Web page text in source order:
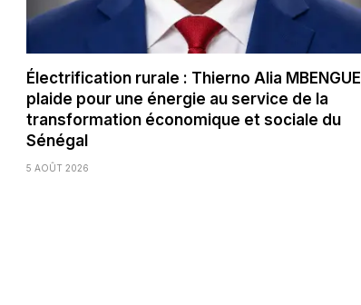
Électrification rurale : Thierno Alia MBENGUE
plaide pour une énergie au service de la
transformation économique et sociale du
Sénégal
5 AOÛT 2026